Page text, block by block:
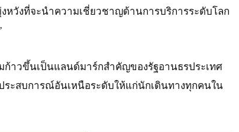
หวังที่จะนำความเชี่ยวชาญด้านการบริการระดับโลก
าวขึ้นเป็นแลนด์มาร์กสำคัญของรัฐอานธรประเทศ
ะสบการณ์อันเหนือระดับให้แก่นักเดินทางทุกคนใน